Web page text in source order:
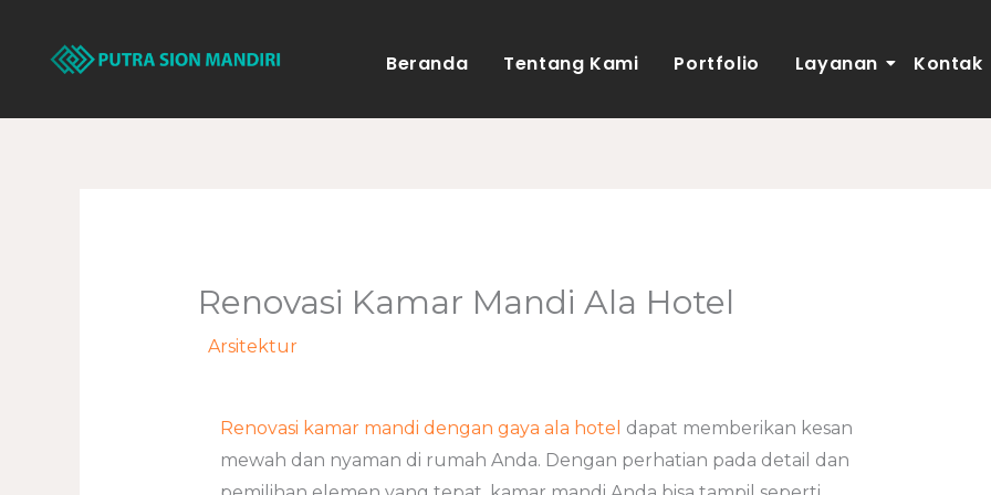
konten
Beranda Tentang Kami Portfolio Layanan Kontak
Renovasi Kamar Mandi Ala Hotel
Arsitektur/ Oleh
Renovasi kamar mandi dengan gaya ala hotel dapat memberikan kesan
mewah dan nyaman di rumah Anda. Dengan perhatian pada detail dan